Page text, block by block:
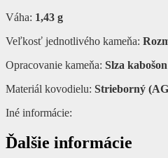
Váha: 1,43 g
Veľkosť jednotlivého kameňa:
Opracovanie kameňa: Slza kabošon
Materiál kovodielu: Strieborný
Iné informácie:
Ďalšie informácie